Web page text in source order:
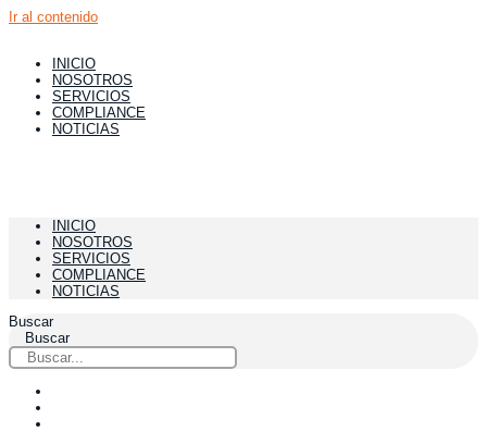
Ir al contenido
INICIO
NOSOTROS
SERVICIOS
COMPLIANCE
NOTICIAS
INICIO
NOSOTROS
SERVICIOS
COMPLIANCE
NOTICIAS
Buscar
Buscar